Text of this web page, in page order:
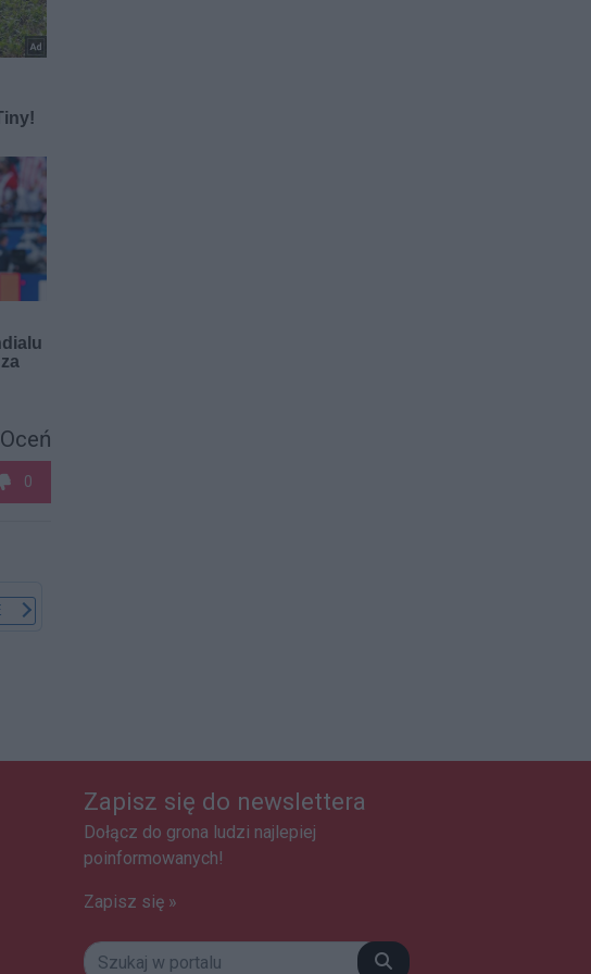
Oceń
0
Zapisz się do newslettera
Dołącz do grona ludzi najlepiej
poinformowanych!
Zapisz się »